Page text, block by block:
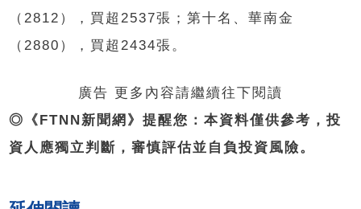
（2812），買超2537張；第十名、華南金
（2880），買超2434張。
廣告 更多內容請繼續往下閱讀
◎《FTNN新聞網》提醒您：本資料僅供參考，投
資人應獨立判斷，審慎評估並自負投資風險。